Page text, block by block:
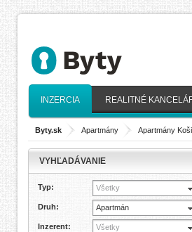
INZERCIA REALITNÉ
Byty.sk > Apartmány > Apartmány
VYHĽADÁVANIE
Typ: Všetky
Druh: Apartmán
Inzerent: Všetky